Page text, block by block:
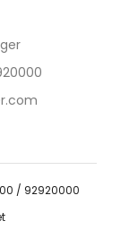
/ 92920000